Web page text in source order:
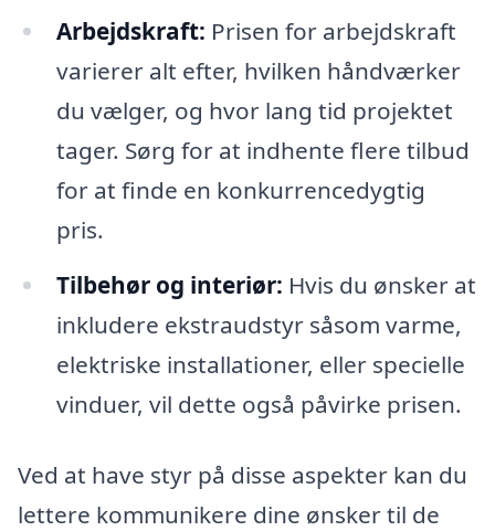
Arbejdskraft: Prisen for arbejdskraft
varierer alt efter, hvilken håndværker
du vælger, og hvor lang tid projektet
tager. Sørg for at indhente flere tilbud
for at finde en konkurrencedygtig
pris.
Tilbehør og interiør: Hvis du ønsker at
inkludere ekstraudstyr såsom varme,
elektriske installationer, eller specielle
vinduer, vil dette også påvirke prisen.
Ved at have styr på disse aspekter kan du
lettere kommunikere dine ønsker til de